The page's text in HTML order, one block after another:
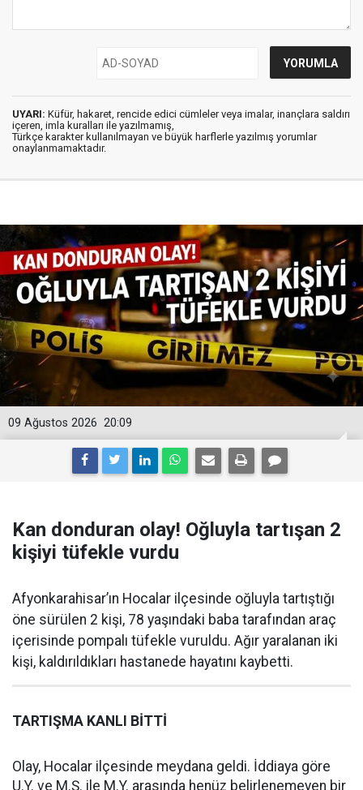
UYARI: Küfür, hakaret, rencide edici cümleler veya imalar, inançlara saldırı
içeren, imla kuralları ile yazılmamış,
Türkçe karakter kullanılmayan ve büyük harflerle yazılmış yorumlar
onaylanmamaktadır.
20:09
09 Ağustos 2026
Kan donduran olay! Oğluyla tartışan 2
kişiyi tüfekle vurdu
Afyonkarahisar’ın Hocalar ilçesinde oğluyla tartıştığı
öne sürülen 2 kişi, 78 yaşındaki baba tarafından araç
içerisinde pompalı tüfekle vuruldu. Ağır yaralanan iki
kişi, kaldırıldıkları hastanede hayatını kaybetti.
TARTIŞMA KANLI BİTTİ
Olay, Hocalar ilçesinde meydana geldi. İddiaya göre
U.Y. ve M.Ş. ile M.Y. arasında henüz belirlenemeyen bir